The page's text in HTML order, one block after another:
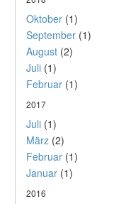
Oktober (1)
September (1)
August (2)
Juli (1)
Februar (1)
2017
Juli (1)
März (2)
Februar (1)
Januar (1)
2016